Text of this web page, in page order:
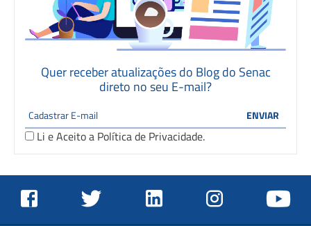
Quer receber atualizações do Blog do Senac
direto no seu E-mail?
Li e Aceito a Política de Privacidade.